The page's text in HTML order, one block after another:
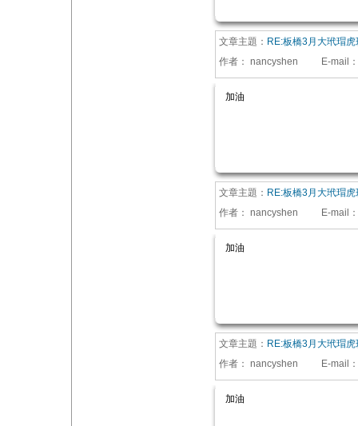
文章主題： RE:板橋3月大玳瑁
作者： nancyshen E-mail ：
加油
文章主題： RE:板橋3月大玳瑁
作者： nancyshen E-mail ：
加油
文章主題： RE:板橋3月大玳瑁
作者： nancyshen E-mail ：
加油